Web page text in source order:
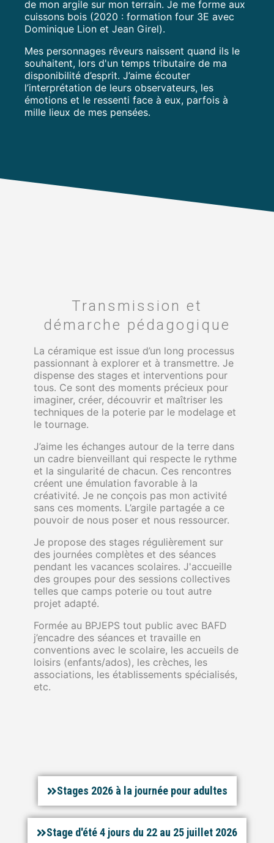
de mon argile sur mon terrain. Je me forme aux
cuissons bois (2020 : formation four 3E avec
Dominique Lion et Jean Girel).
Mes personnages rêveurs naissent quand ils le
souhaitent, lors d'un temps tributaire de ma
disponibilité d’esprit. J’aime écouter
l’interprétation de leurs observateurs, les
émotions et le ressenti face à eux, parfois à
mille lieux de mes pensées.
Transmission et
démarche pédagogique
La céramique est issue d’un long processus
passionnant à explorer et à transmettre. Je
dispense des stages et interventions pour
tous. Ce sont des moments précieux pour
imaginer, créer, découvrir et maîtriser les
techniques de la poterie par le modelage et
le tournage.
J’aime les échanges autour de la terre dans
un cadre bienveillant qui respecte le rythme
et la singularité de chacun. Ces rencontres
créent une émulation favorable à la
créativité. Je ne conçois pas mon activité
sans ces moments. L’argile partagée a ce
pouvoir de nous poser et nous ressourcer.
Je propose des stages régulièrement sur
des journées complètes et des séances
pendant les vacances scolaires. J'accueille
des groupes pour des sessions collectives
telles que camps poterie ou tout autre
projet adapté.
Formée au BPJEPS tout public avec BAFD
j’encadre des séances et travaille en
conventions avec le scolaire, les accueils de
loisirs (enfants/ados), les crèches, les
associations, les établissements spécialisés,
etc.
Stages 2026 à la journée pour adultes
Stage d'été 4 jours du 22 au 25 juillet 2026